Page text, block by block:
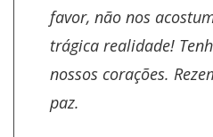
favor, não nos
trágica realidade!
nossos corações.
paz.